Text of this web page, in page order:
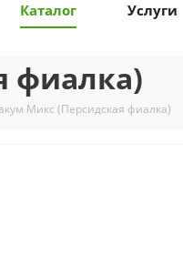
Каталог Услуги
фиалка)
Микс (Персидская фиалка)